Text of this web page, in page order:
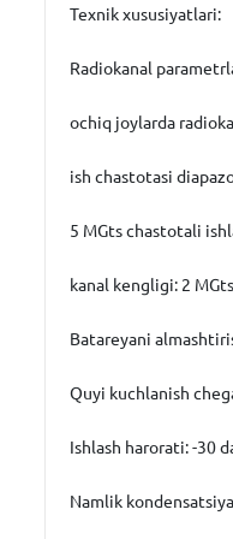
Texnik xususiyatlari:
Radiokanal
ochiq joylarda
ish chastotasi
5 MGts chastotali
kanal kengligi: 2 MGts
Batareyani
Quyi kuchlanish
Ishlash harorati: -30
Namlik